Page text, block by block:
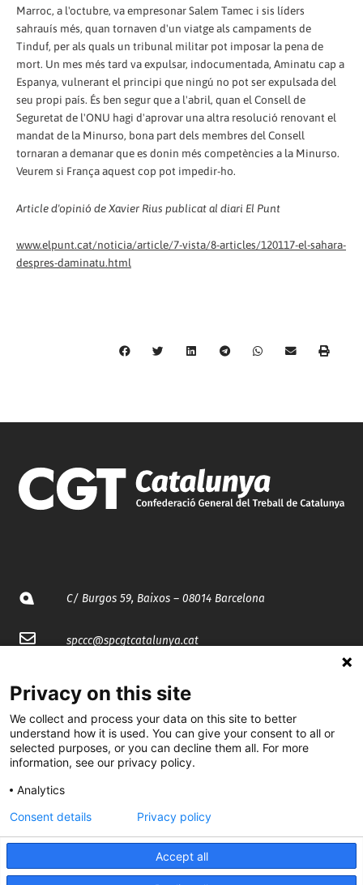
Marroc, a l'octubre, va empresonar Salem Tamec i sis líders
sahrauís més, quan tornaven d'un viatge als campaments de
Tinduf, per als quals un tribunal militar pot imposar la pena de
mort. Un mes més tard va expulsar, indocumentada, Aminatu cap a
Espanya, vulnerant el principi que ningú no pot ser expulsada del
seu propi país. És ben segur que a l'abril, quan el Consell de
Seguretat de l'ONU hagi d'aprovar una altra resolució renovant el
mandat de la Minurso, bona part dels membres del Consell
tornaran a demanar que es donin més competències a la Minurso.
Veurem si França aquest cop pot impedir-ho.
Article d'opinió de Xavier Rius publicat al diari El Punt
www.elpunt.cat/noticia/article/7-vista/8-articles/120117-el-sahara-
despres-daminatu.html
C/ Burgos 59, Baixos – 08014 Barcelona
spccc@spcgtcatalunya.cat
@CGTCatalunya
cgtcatalunya
CGTCatalunya
cgtcatalunya
Privacy on this site
We collect and process your data on this site to better
understand how it is used. You can give your consent to all or
selected purposes, or you can decline them all. For more
information, see our privacy policy.
Analytics
Accept all
Consent details Privacy policy